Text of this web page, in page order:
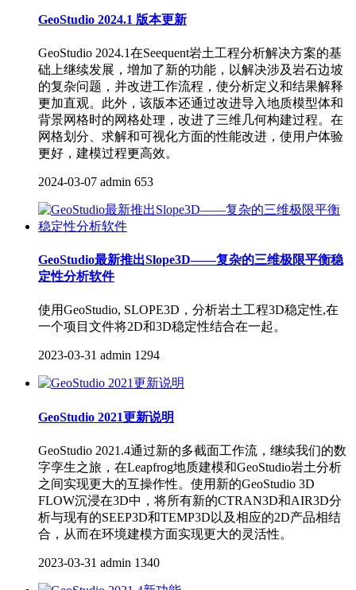
GeoStudio 2024.1 版本更新
GeoStudio 2024.1在Seequent岩土工程分析解决方案的基
础上继续发展，增加了新的功能，以解决涉及岩石边坡
的复杂问题，并改进工作流程，使分析定义和结果解释
更加直观。此外，该版本还通过改进导入地质模型体和
背景网格时的网格处理，改进了三维几何构建过程。在
网格划分、求解和可视化方面的性能改进，使用户体验
更好，建模过程更高效。
2024-03-07 admin 653
GeoStudio最新推出Slope3D——复杂的三维极限平衡稳
定性分析软件
使用GeoStudio, SLOPE3D，分析岩土工程3D稳定性,在
一个项目文件将2D和3D稳定性结合在一起。
2023-03-31 admin 1294
GeoStudio 2021更新说明
GeoStudio 2021.4通过新的多截面工作流，继续我们的数
字孪生之旅，在Leapfrog地质建模和GeoStudio岩土分析
之间实现更大的互操作性。使用新的GeoStudio 3D
FLOW沉浸在3D中，将所有新的CTRAN3D和AIR3D分
析与现有的SEEP3D和TEMP3D以及相应的2D产品相结
合，从而在环境建模方面实现更大的灵活性。
2023-03-31 admin 1340